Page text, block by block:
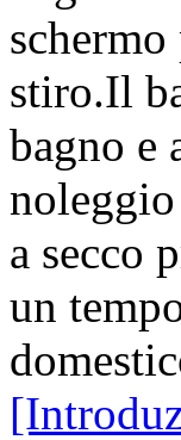
stiro.Il
bagno e
a secco
un